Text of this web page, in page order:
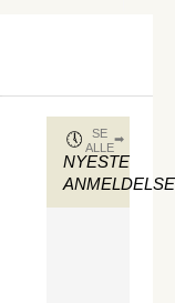
NYESTE
SE
ALLE